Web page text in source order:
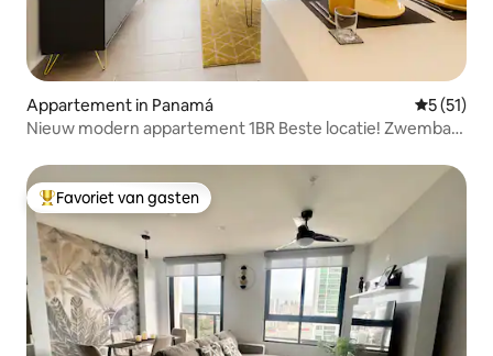
Appartement in Panamá
5 (51)
Nieuw modern appartement 1BR Beste locatie! Zwembad
Topfavoriet van gasten
Favoriet van gasten